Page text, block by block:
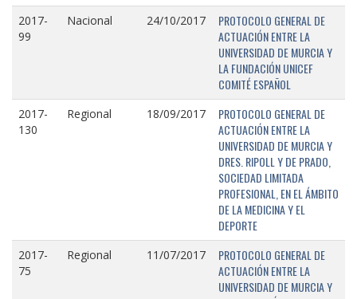
2017-
99
Nacional 24/10/2017
PROTOCOLO GENERAL DE
ACTUACIÓN ENTRE LA
UNIVERSIDAD DE MURCIA Y
LA FUNDACIÓN UNICEF
COMITÉ ESPAÑOL
2017-
130
Regional 18/09/2017
PROTOCOLO GENERAL DE
ACTUACIÓN ENTRE LA
UNIVERSIDAD DE MURCIA Y
DRES. RIPOLL Y DE PRADO,
SOCIEDAD LIMITADA
PROFESIONAL, EN EL ÁMBITO
DE LA MEDICINA Y EL
DEPORTE
2017-
75
Regional 11/07/2017
PROTOCOLO GENERAL DE
ACTUACIÓN ENTRE LA
UNIVERSIDAD DE MURCIA Y